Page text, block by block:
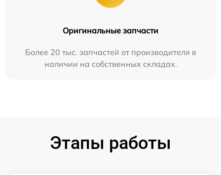
Оригинальные запчасти
Более 20 тыс. запчастей от производителя в
наличии на собственных складах.
Этапы работы